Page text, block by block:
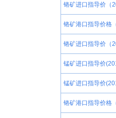
铬矿进口指导价（
铬矿港口指导价格
铬矿进口指导价（
锰矿进口指导价
锰矿进口指导价
铬矿港口指导价格